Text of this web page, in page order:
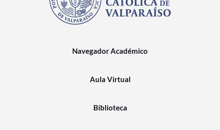
Navegador Académico
Aula Virtual
Biblioteca